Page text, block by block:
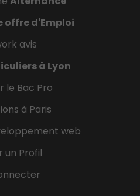
offre d'Emploi
avis
à Lyon
le Bac Pro
à Paris
web
un Profil